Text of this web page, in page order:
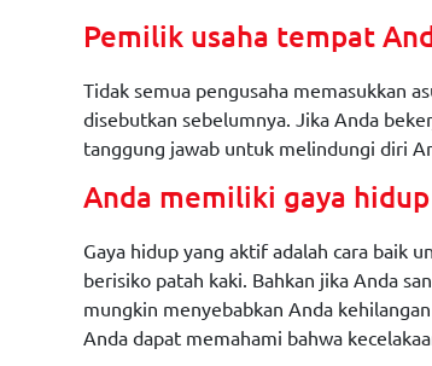
Pemilik usaha tempat
Tidak semua pengusaha memasukkan
disebutkan sebelumnya. Jika Anda
tanggung jawab untuk melindungi diri
Anda memiliki gaya
Gaya hidup yang aktif adalah cara baik
berisiko patah kaki. Bahkan jika Anda
mungkin menyebabkan Anda
Anda dapat memahami bahwa